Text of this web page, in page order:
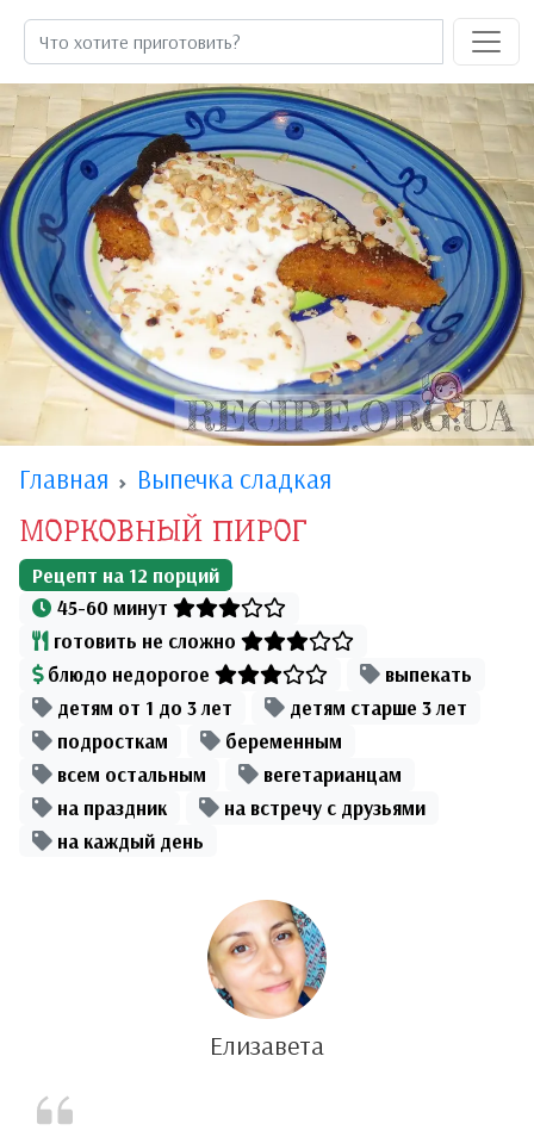
Главная Выпечка сладкая
МОРКОВНЫЙ ПИРОГ
Рецепт на 12 порций
45-60 минут
готовить не сложно
блюдо недорогое
выпекать
детям от 1 до 3 лет
детям старше 3 лет
подросткам
беременным
всем остальным
вегетарианцам
на праздник
на встречу с друзьями
на каждый день
Елизавета